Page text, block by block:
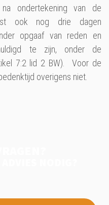
ondertekening van de
ook nog drie dagen
opgaaf van reden en
te zijn, onder de
7:2 lid 2 BW). Voor de
overigens niet.